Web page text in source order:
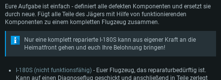
Eure Aufgabe ist einfach - definiert alle defekten Komponenten und ersetzt sie
durch neue. Fügt alle Teile des Jägers mit Hilfe von funktionierenden
Komponenten zu einem kompletten Flugzeug zusammen.
Nur eine komplett reparierte I-180S kann aus eigener Kraft an die
Heimatfront gehen und euch Ihre Belohnung bringen!
I-180S (nicht funktionsfähig) - Euer Flugzeug, das reparaturbedürftig ist.
Kann auf einen Diagnoseflug geschickt und anschließend in Teile zerlegt